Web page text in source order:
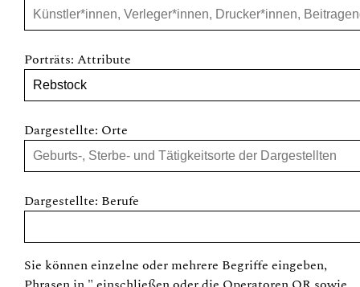
Porträts: Attribute
Dargestellte: Orte
Dargestellte: Berufe
Sie können einzelne oder mehrere Begriffe eingeben,